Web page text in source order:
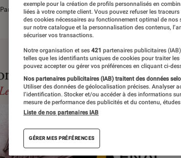
Par Le Cercle Littéraire
exemple pour la création de profils personnalisés en
liées à votre compte client. Vous pouvez refuser les
des cookies nécessaires au fonctionnement optimal de
sur notre catalogue et la personnalisation des contenus,
sécuriser vos transactions.
Notre organisation et ses 421 partenaires publicitaires
telles que les identifiants uniques de cookies pour traiter
pouvez accepter ou gérer vos préférences en cliquant ci-
Nos partenaires publicitaires (IAB) traitent des données
Utiliser des données de géolocalisation précises. Analyser
l’identification. Stocker et/ou accéder à des informations
mesure de performance des publicités et du contenu,
Liste de nos partenaires IAB
GÉRER MES PRÉFÉRENCES